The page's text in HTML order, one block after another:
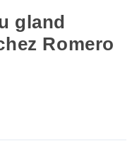
gland
Romero